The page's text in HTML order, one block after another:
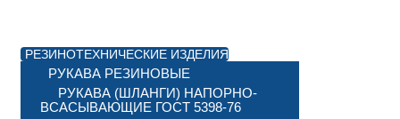
РЕЗИНОТЕХНИЧЕСКИЕ ИЗДЕЛИЯ
РУКАВА РЕЗИНОВЫЕ
РУКАВА (ШЛАНГИ) НАПОРНО-
ВСАСЫВАЮЩИЕ ГОСТ 5398-76